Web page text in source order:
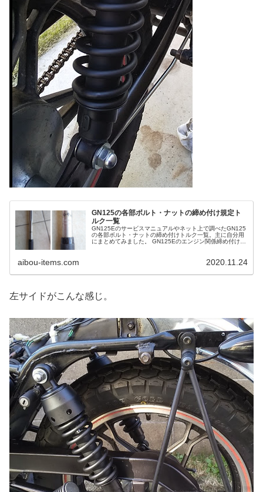
GN125の各部ボルト・ナットの締め付け規定ト
ルク一覧
GN125Eのサービスマニュアルやネット上で調べたGN125
の各部ボルト・ナットの締め付けトルク一覧。主に自分用
にまとめてみました。 GN125Eのエンジン関係締め付けト
aibou-items.com 2020.11.24
左サイドがこんな感じ。